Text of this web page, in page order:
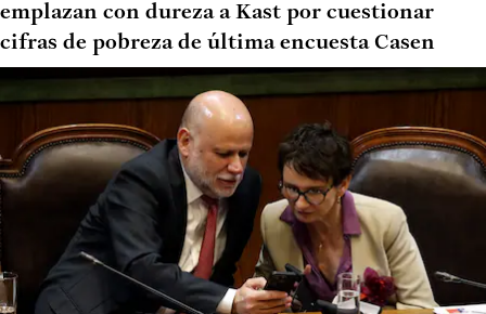
emplazan con dureza a Kast por cuestionar
cifras de pobreza de última encuesta Casen